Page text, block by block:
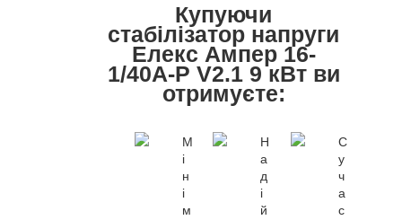
Купуючи
стабілізатор напруги
Елекс Ампер 16-
1/40A-Р V2.1 9 кВт ви
отримуєте:
М
і
н
і
м
Н
а
д
і
й
С
у
ч
а
с